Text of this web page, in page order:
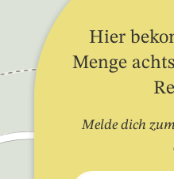
Hier
Menge
Melde dich